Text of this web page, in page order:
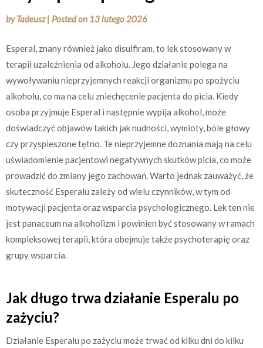
byTadeusz | Posted on 13 lutego 2026
Esperal, znany również jako disulfiram, to lek stosowany w
terapii uzależnienia od alkoholu. Jego działanie polega na
wywoływaniu nieprzyjemnych reakcji organizmu po spożyciu
alkoholu, co ma na celu zniechęcenie pacjenta do picia. Kiedy
osoba przyjmuje Esperal i następnie wypija alkohol, może
doświadczyć objawów takich jak nudności, wymioty, bóle głowy
czy przyspieszone tętno. Te nieprzyjemne doznania mają na celu
uświadomienie pacjentowi negatywnych skutków picia, co może
prowadzić do zmiany jego zachowań. Warto jednak zauważyć, że
skuteczność Esperalu zależy od wielu czynników, w tym od
motywacji pacjenta oraz wsparcia psychologicznego. Lek ten nie
jest panaceum na alkoholizm i powinien być stosowany w ramach
kompleksowej terapii, która obejmuje także psychoterapię oraz
grupy wsparcia.
Jak długo trwa działanie Esperalu po
zażyciu?
Działanie Esperalu po zażyciu może trwać od kilku dni do kilku